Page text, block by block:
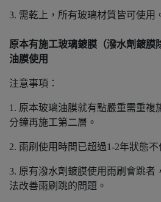
3. 需乾上，所有玻璃材質皆可使用
原本有施工玻璃鍍膜（潑水劑鍍膜
油膜使用
注意事項：
1. 原本玻璃油膜就有點嚴重需重複
分鐘再施工第二層。
2. 雨刷使用時間已超過1-2年狀態
3. 原有潑水劑鍍膜使用雨刷會跳者
法改善雨刷跳的問題。